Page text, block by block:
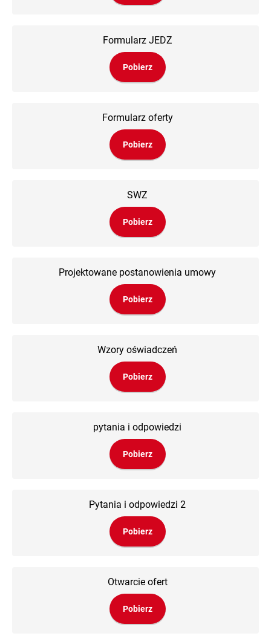
Formularz JEDZ
Pobierz
Formularz oferty
Pobierz
SWZ
Pobierz
Projektowane postanowienia umowy
Pobierz
Wzory oświadczeń
Pobierz
pytania i odpowiedzi
Pobierz
Pytania i odpowiedzi 2
Pobierz
Otwarcie ofert
Pobierz